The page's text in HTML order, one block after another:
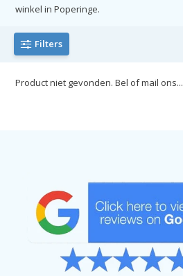
winkel in Poperinge.
Filters
Product niet gevonden. Bel of mail ons...